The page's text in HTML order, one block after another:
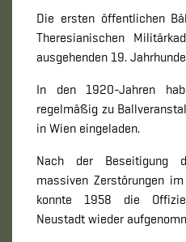
Die ersten öffentlichen
Theresianischen
ausgehenden 19.
In den 1920-Jahren
regelmäßig zu
in Wien eingeladen.
Nach der Beseitigung
massiven Zerstörungen
konnte 1958 die
Neustadt wieder